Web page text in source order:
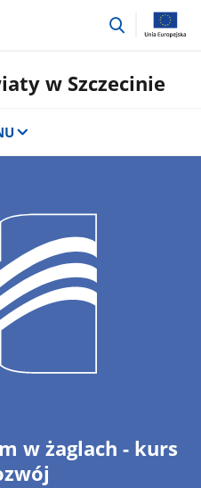
przejdź
w Szczecinie
w żaglach - kurs